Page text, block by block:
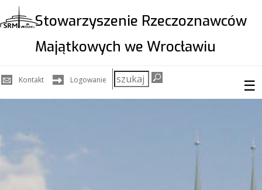
Stowarzyszenie Rzeczoznawców
Majątkowych we Wrocławiu
☰
Kontakt Logowanie
Szukaj
w